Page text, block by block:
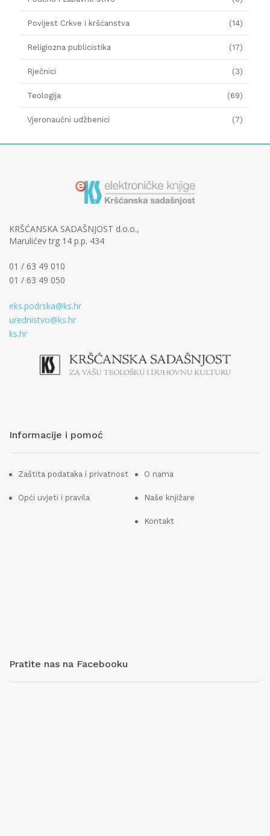
Povijest Crkve i kršćanstva (14)
Religiozna publicistika (17)
Rječnici (3)
Teologija (69)
Vjeronaučni udžbenici (7)
KRŠĆANSKA SADAŠNJOST d.o.o.,
Marulićev trg 14 p.p. 434
01 / 63 49 010
01 / 63 49 050
eks.podrska@ks.hr
urednistvo@ks.hr
ks.hr
Informacije i pomoć
Zaštita podataka i privatnost
Opći uvjeti i pravila
O nama
Naše knjižare
Kontakt
Pratite nas na Facebooku